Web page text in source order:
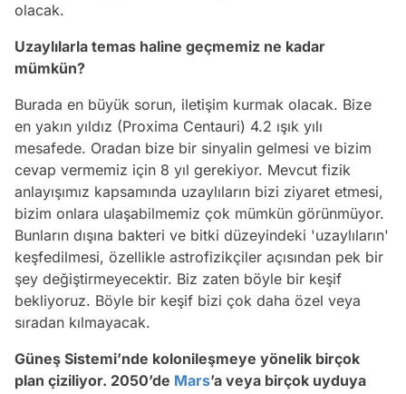
olacak.
Uzaylılarla temas haline geçmemiz ne kadar
mümkün?
Burada en büyük sorun, iletişim kurmak olacak. Bize
en yakın yıldız (Proxima Centauri) 4.2 ışık yılı
mesafede. Oradan bize bir sinyalin gelmesi ve bizim
cevap vermemiz için 8 yıl gerekiyor. Mevcut fizik
anlayışımız kapsamında uzaylıların bizi ziyaret etmesi,
bizim onlara ulaşabilmemiz çok mümkün görünmüyor.
Bunların dışına bakteri ve bitki düzeyindeki 'uzaylıların'
keşfedilmesi, özellikle astrofizikçiler açısından pek bir
şey değiştirmeyecektir. Biz zaten böyle bir keşif
bekliyoruz. Böyle bir keşif bizi çok daha özel veya
sıradan kılmayacak.
Güneş Sistemi’nde kolonileşmeye yönelik birçok
plan çiziliyor. 2050’de Mars’a veya birçok uyduya